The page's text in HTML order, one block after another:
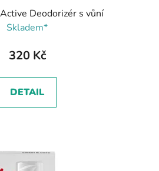
Deodorizér s vůní
Skladem*
320 Kč
DETAIL